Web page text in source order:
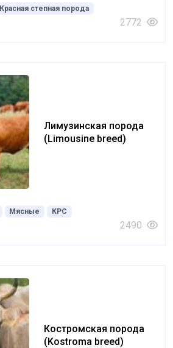
Красная степная порода
2772
Лимузинская порода
(Limousine breed)
Мясные КРС
2490
Костромская порода
(Kostroma breed)